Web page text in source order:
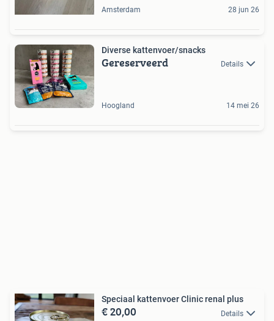
Amsterdam 28 jun 26
Diverse kattenvoer/snacks
Gereserveerd Details
Hoogland 14 mei 26
Speciaal kattenvoer Clinic renal plus
€ 20,00 Details